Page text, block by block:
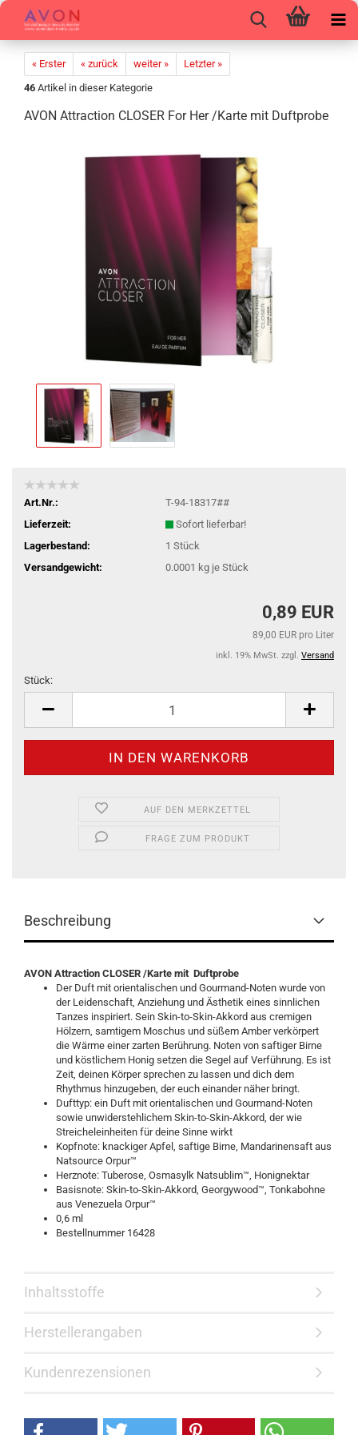
« Erster « zurück weiter »
Letzter »
46 Artikel in dieser Kategorie
AVON At­trac­tion CLO­SER For Her /Karte mit Duft­pro­be
Art.Nr.:
T-94-18317##
Lieferzeit:
Sofort lieferbar!
Lagerbestand:
1 Stück
Versandgewicht:
0.0001 kg je Stück
0,89 EUR
89,00 EUR pro Liter
inkl. 19% MwSt. zzgl. Versand
Stück:
AUF DEN MERKZETTEL
FRAGE ZUM PRODUKT
Beschreibung
AVON Attraction CLOSER /Karte mit Duftprobe
Der Duft mit orientalischen und Gourmand-Noten wurde von
der Leidenschaft, Anziehung und Ästhetik eines sinnlichen
Tanzes inspiriert. Sein Skin-to-Skin-Akkord aus cremigen
Hölzern, samtigem Moschus und süßem Amber verkörpert
die Wärme einer zarten Berührung. Noten von saftiger Birne
und köstlichem Honig setzen die Segel auf Verführung. Es ist
Zeit, deinen Körper sprechen zu lassen und dich dem
Rhythmus hinzugeben, der euch einander näher bringt.
Dufttyp: ein Duft mit orientalischen und Gourmand-Noten
sowie unwiderstehlichem Skin-to-Skin-Akkord, der wie
Streicheleinheiten für deine Sinne wirkt
Kopfnote: knackiger Apfel, saftige Birne, Mandarinensaft aus
Natsource Orpur™
Herznote: Tuberose, Osmasylk Natsublim™, Honignektar
Basisnote: Skin-to-Skin-Akkord, Georgywood™, Tonkabohne
aus Venezuela Orpur™
0,6 ml
Bestellnummer 16428
Inhaltsstoffe
Herstellerangaben
Kundenrezensionen